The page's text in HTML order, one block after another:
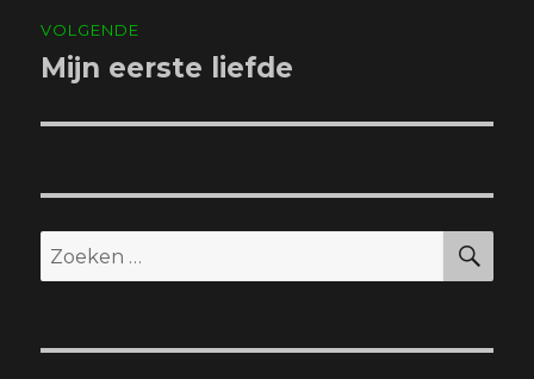
VOLGENDE
Volgend
Mijn eerste liefde
Zoeken
naar: